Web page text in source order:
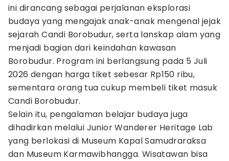
ini dirancang sebagai perjalanan eksplorasi
budaya yang mengajak anak-anak mengenal jejak
sejarah Candi Borobudur, serta lanskap alam yang
menjadi bagian dari keindahan kawasan
Borobudur. Program ini berlangsung pada 5 Juli
2026 dengan harga tiket sebesar Rp150 ribu,
sementara orang tua cukup membeli tiket masuk
Candi Borobudur.
Selain itu, pengalaman belajar budaya juga
dihadirkan melalui Junior Wanderer Heritage Lab
yang berlokasi di Museum Kapal Samudraraksa
dan Museum Karmawibhangga. Wisatawan bisa